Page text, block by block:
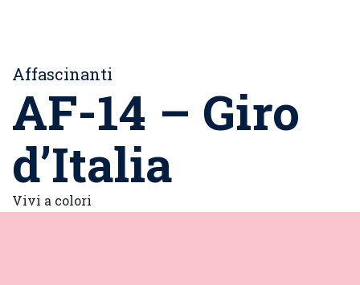
Affascinanti
AF-14 – Giro
d’Italia
Vivi a colori